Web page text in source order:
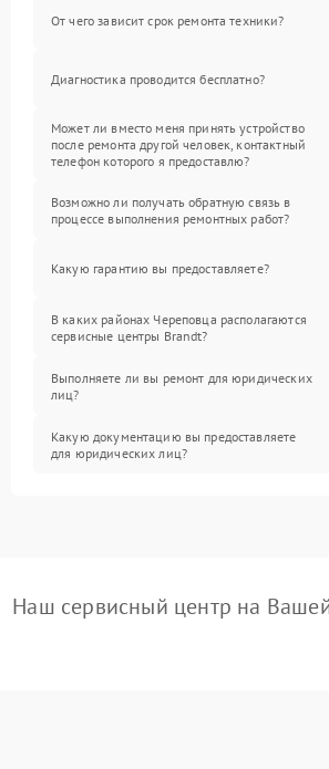
От чего зависит срок ремонта техники?
Диагностика проводится бесплатно?
Может ли вместо меня принять устройство
после ремонта другой человек, контактный
телефон которого я предоставлю?
Возможно ли получать обратную связь в
процессе выполнения ремонтных работ?
Какую гарантию вы предоставляете?
В каких районах Череповца располагаются
сервисные центры Brandt?
Выполняете ли вы ремонт для юридических
лиц?
Какую документацию вы предоставляете
для юридических лиц?
Наш сервисный центр на